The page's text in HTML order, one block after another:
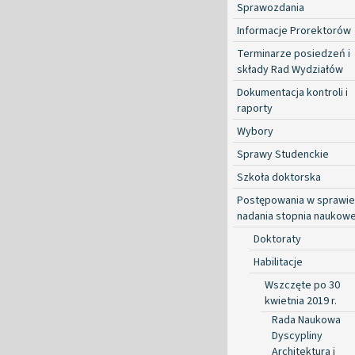
Sprawozdania
Informacje Prorektorów
Terminarze posiedzeń i
składy Rad Wydziałów
Dokumentacja kontroli i
raporty
Wybory
Sprawy Studenckie
Szkoła doktorska
Postępowania w sprawie
nadania stopnia
Doktoraty
Habilitacje
Wszczęte po 30
kwietnia 2019 r.
Rada Naukowa
Dyscypliny
Architektura i